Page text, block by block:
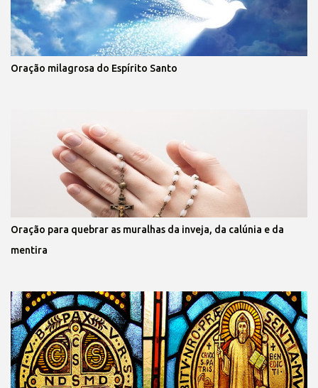
Oração milagrosa do Espírito Santo
Oração para quebrar as muralhas da inveja, da calúnia e da
mentira